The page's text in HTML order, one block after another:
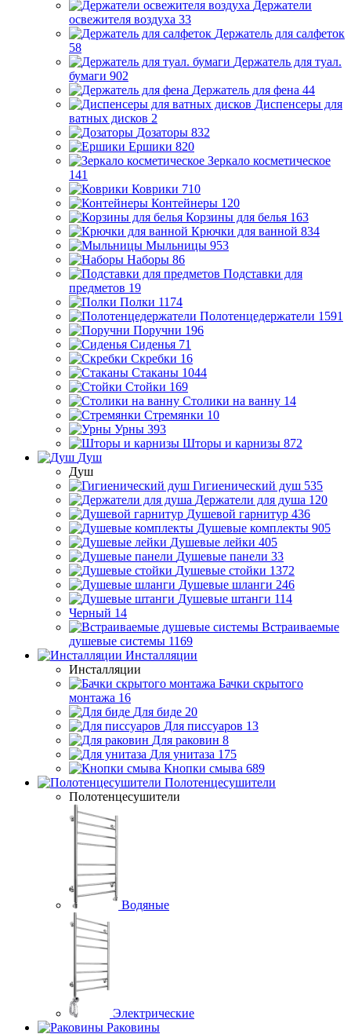
Держатели
освежителя воздуха 33
Держатель для салфеток
58
Держатель для туал.
бумаги 902
Держатель для фена 44
Диспенсеры для
ватных дисков 2
Дозаторы 832
Ершики 820
Зеркало косметическое
141
Коврики 710
Контейнеры 120
Корзины для белья 163
Крючки для ванной 834
Мыльницы 953
Наборы 86
Подставки для
предметов 19
Полки 1174
Полотенцедержатели 1591
Поручни 196
Сиденья 71
Скребки 16
Стаканы 1044
Стойки 169
Столики на ванну 14
Стремянки 10
Урны 393
Шторы и карнизы 872
Душ
Душ
Гигиенический душ 535
Держатели для душа 120
Душевой гарнитур 436
Душевые комплекты 905
Душевые лейки 405
Душевые панели 33
Душевые стойки 1372
Душевые шланги 246
Душевые штанги 114
Черный 14
Встраиваемые
душевые системы 1169
Инсталляции
Инсталляции
Бачки скрытого
монтажа 16
Для биде 20
Для писсуаров 13
Для раковин 8
Для унитаза 175
Кнопки смыва 689
Полотенцесушители
Полотенцесушители
Водяные
Электрические
Раковины